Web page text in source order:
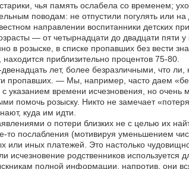
чья память ослабела со временем;
поводам: не отпустили погулять или на
направлении воспитанники детских
— от четырнадцати до двадцати
в розыске, в списке пропавших без вести
приблизительно процентов 75-80.
лет, более безразличными, что ли,
пропавших. — Мы, например, часто даем
времени исчезновения, но очень
помочь розыску. Никто не замечает
куда им идти.
о потери близких не с целью их
то послабления (мотивируя уменьшением
или иных платежей. Это настолько
исчезновение родственников используется
полной информации, напротив, они